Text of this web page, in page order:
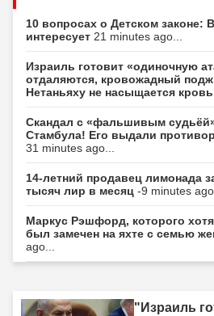
10 вопросах о Детском законе:
интересует 21 minutes ago...
Израиль готовит «одиночную
отдаляются, кровожадный
Нетаньяху не насыщается
Скандал с «фальшивым
Стамбула! Его выдали
31 minutes ago...
14-летний продавец лимонада
тысяч лир в месяц -9 minutes
Маркус Рэшфорд, которого
был замечен на яхте с семью
ago...
"Израиль